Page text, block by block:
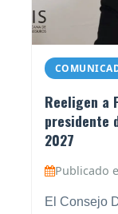
Reeligen a
presidente
2027
Publicado
El Consejo